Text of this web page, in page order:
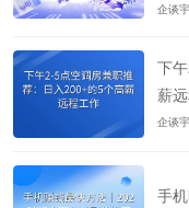
企谈
下
薪
企谈
手